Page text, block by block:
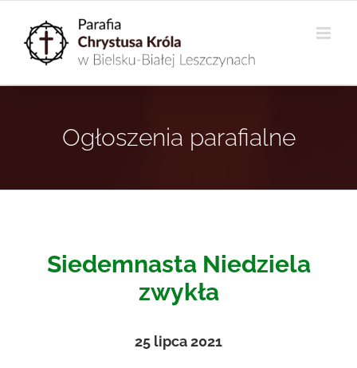
zawartości
Ogłoszenia parafialne
Siedemnasta Niedziela
zwykła
25 lipca 2021